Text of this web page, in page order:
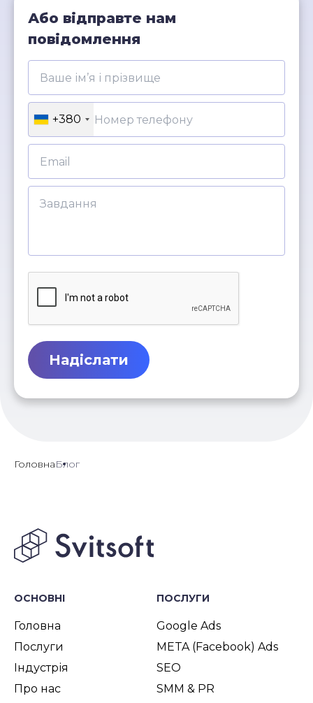
Або відправте нам
повідомлення
+380
Надіслати
ГоловнаБлог
ОСНОВНІ
Головна
Послуги
Індустрія
Про нас
ПОСЛУГИ
Google Ads
META (Facebook) Ads
SEO
SMM & PR